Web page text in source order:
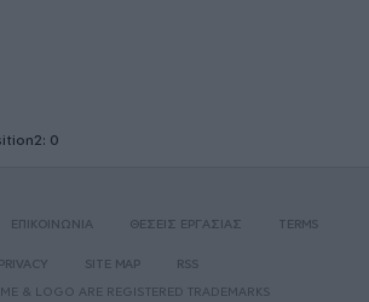
0
ΕΠΙΚΟΙΝΩΝΙΑ ΘΕΣΕΙΣ ΕΡΓΑΣΙΑΣ TERMS
PRIVACY SITE MAP
RSS
& LOGO ARE REGISTERED TRADEMARKS